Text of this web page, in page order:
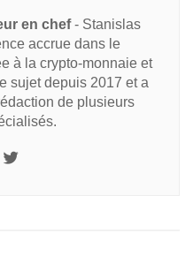
en chef- Stanislas
accrue dans le
à la crypto-monnaie et
sujet depuis 2017 et a
de plusieurs